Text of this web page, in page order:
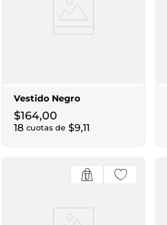
Vestido Negro
$164,00
18 cuotas de $9,11